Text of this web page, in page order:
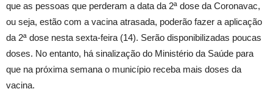
que as pessoas que perderam a data da 2ª dose da Coronavac,
ou seja, estão com a vacina atrasada, poderão fazer a aplicação
da 2ª dose nesta sexta-feira (14). Serão disponibilizadas poucas
doses. No entanto, há sinalização do Ministério da Saúde para
que na próxima semana o município receba mais doses da
vacina.